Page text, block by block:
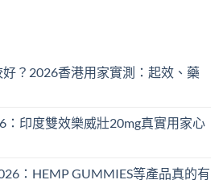
？2026香港用家實測：起效、藥
：印度雙效樂威壯20mg真實用家心
：HEMP GUMMIES等產品真的有